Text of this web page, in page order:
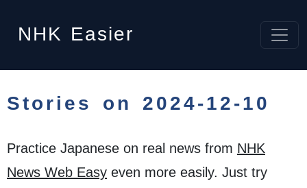
NHK Easier
Stories on 2024-12-10
Practice Japanese on real news from NHK
News Web Easy even more easily. Just try